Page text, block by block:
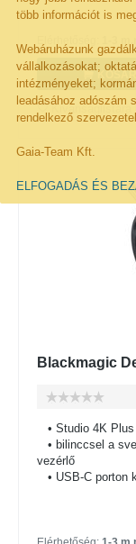
több információt is
Webáruházunk
vállalkozásokat;
intézményeket;
leadásához adószám
rendelkező
Gaia-Team Kft.
ELFOGADÁS ÉS
Kivánságlistára
Blackmagic
• Studio 4K
• bilinccsel a
vezérlő
• USB-C porton